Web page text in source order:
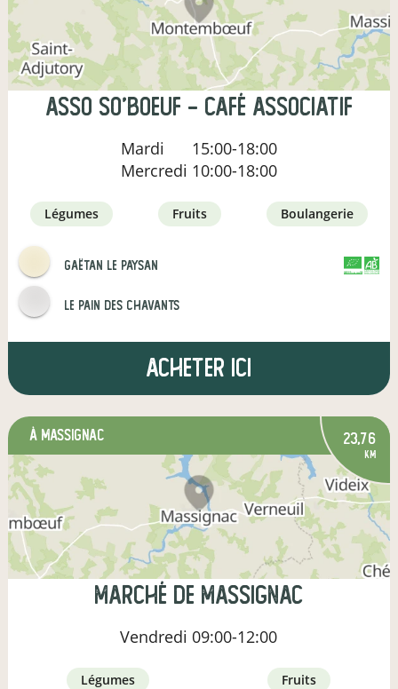
Asso So'Boeuf - Café associatif
Mardi
15:00-18:00
Mercredi 10:00-18:00
légumes fruits boulangerie
Gaëtan le paysan
Le pain des Chavants
Acheter ici
à Massignac 23,76
km
Marché de Massignac
Vendredi 09:00-12:00
légumes fruits